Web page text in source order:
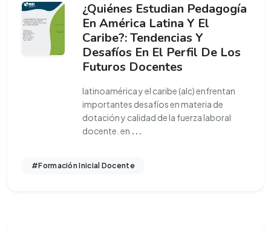
¿Quiénes Estudian Pedagogía
En América Latina Y El
Caribe?: Tendencias Y
Desafíos En El Perfil De Los
Futuros Docentes
latinoamérica y el caribe (alc) enfrentan
importantes desafíos en materia de
dotación y calidad de la fuerza laboral
docente. en ...
#Formación Inicial Docente